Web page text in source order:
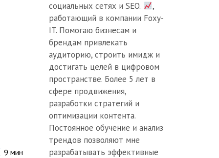
9 мин
социальных сетях и SEO.
,
работающий в компании Foxy-
IT. Помогаю бизнесам и
брендам привлекать
аудиторию, строить имидж и
достигать целей в цифровом
пространстве. Более 5 лет в
сфере продвижения,
разработки стратегий и
оптимизации контента.
Постоянное обучение и анализ
трендов позволяют мне
разрабатывать эффективные